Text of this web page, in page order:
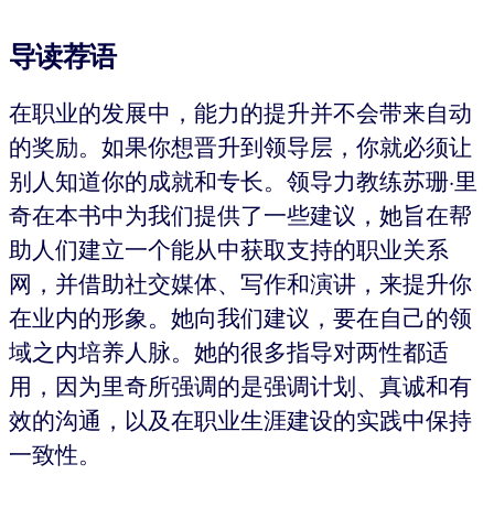
导读荐语
在职业的发展中，能力的提升并不会带来自动
的奖励。如果你想晋升到领导层，你就必须让
别人知道你的成就和专长。领导力教练苏珊·里
奇在本书中为我们提供了一些建议，她旨在帮
助人们建立一个能从中获取支持的职业关系
网，并借助社交媒体、写作和演讲，来提升你
在业内的形象。她向我们建议，要在自己的领
域之内培养人脉。她的很多指导对两性都适
用，因为里奇所强调的是强调计划、真诚和有
效的沟通，以及在职业生涯建设的实践中保持
一致性。